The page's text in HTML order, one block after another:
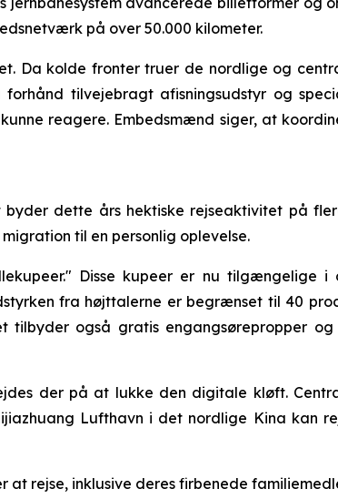
på over 50.000 kilometer.
Da kolde fronter truer de nordlige og
tilvejebragt afisningsudstyr og
reagere. Embedsmænd siger, at
dette års hektiske rejseaktivitet på
til en personlig oplevelse.
Disse kupeer er nu tilgængelige
fra højttalerne er begrænset til 40
tilbyder også gratis engangsørepropper
der på at lukke den digitale kløft.
Lufthavn i det nordlige Kina kan
at rejse, inklusive deres firbenede